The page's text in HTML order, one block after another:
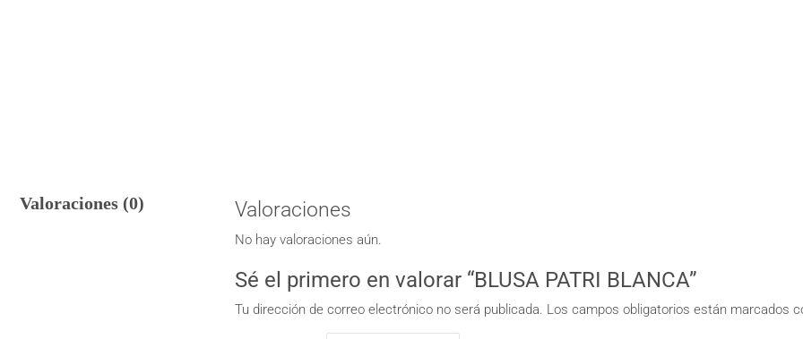
Valoraciones (0) Valoraciones
No hay valoraciones aún.
Sé el primero en valorar “BLUSA PATRI BLANCA”
Tu dirección de correo electrónico no será publicada. Los campos obligatorios están marcados